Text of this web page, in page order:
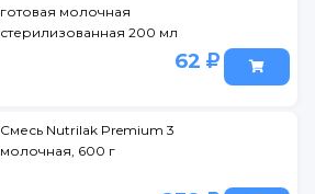
готовая молочная
стерилизованная 200 мл
62
Смесь Nutrilak Premium 3
молочная, 600 г